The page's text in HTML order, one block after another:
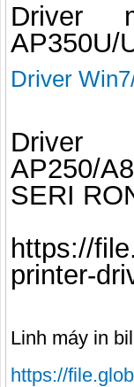
AP350U/
Driver
AP250/
SERI
https://
printer-
Linh máy in
https://